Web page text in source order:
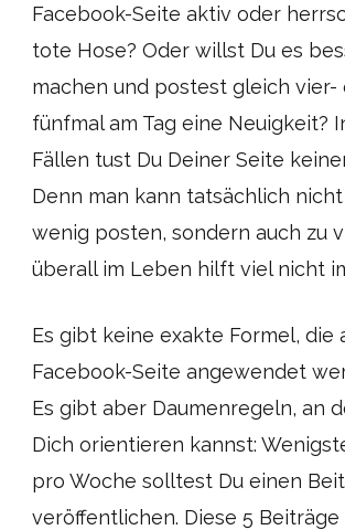
Facebook-Seite aktiv oder
tote Hose? Oder willst Du es
machen und postest gleich vier-
fünfmal am Tag eine Neuigkeit?
Fällen tust Du Deiner Seite
Denn man kann tatsächlich
wenig posten, sondern auch zu
überall im Leben hilft viel nicht
Es gibt keine exakte Formel, die
Facebook-Seite angewendet
Es gibt aber Daumenregeln, an
Dich orientieren kannst:
pro Woche solltest Du einen
veröffentlichen. Diese 5